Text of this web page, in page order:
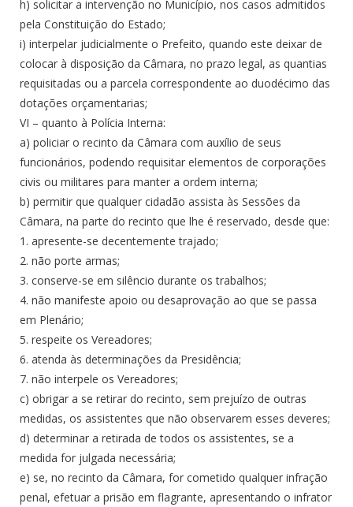
h) solicitar a intervenção no Município, nos casos admitidos
pela Constituição do Estado;
i) interpelar judicialmente o Prefeito, quando este deixar de
colocar à disposição da Câmara, no prazo legal, as quantias
requisitadas ou a parcela correspondente ao duodécimo das
dotações orçamentarias;
VI – quanto à Polícia Interna:
a) policiar o recinto da Câmara com auxílio de seus
funcionários, podendo requisitar elementos de corporações
civis ou militares para manter a ordem interna;
b) permitir que qualquer cidadão assista às Sessões da
Câmara, na parte do recinto que lhe é reservado, desde que:
1. apresente-se decentemente trajado;
2. não porte armas;
3. conserve-se em silêncio durante os trabalhos;
4. não manifeste apoio ou desaprovação ao que se passa
em Plenário;
5. respeite os Vereadores;
6. atenda às determinações da Presidência;
7. não interpele os Vereadores;
c) obrigar a se retirar do recinto, sem prejuízo de outras
medidas, os assistentes que não observarem esses deveres;
d) determinar a retirada de todos os assistentes, se a
medida for julgada necessária;
e) se, no recinto da Câmara, for cometido qualquer infração
penal, efetuar a prisão em flagrante, apresentando o infrator